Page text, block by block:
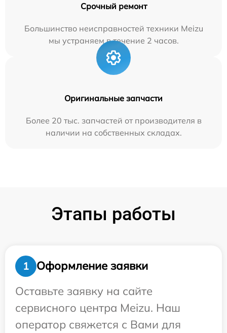
Срочный ремонт
Большинство неисправностей техники Meizu
мы устраняем в течение 2 часов.
Оригинальные запчасти
Более 20 тыс. запчастей от производителя в
наличии на собственных складах.
Этапы работы
1
Оформление заявки
Оставьте заявку на сайте
сервисного центра Meizu. Наш
оператор свяжется с Вами для